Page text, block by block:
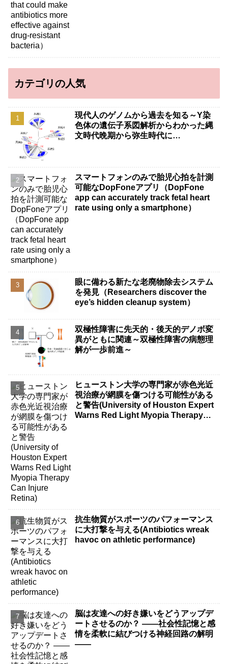
カテゴリの人気
現代人のゲノムから過去を知る～Y染
色体の遺伝子系図解析からわかった縄
文時代晩期から弥生時代に…
スマートフォンのみで胎児心拍を計測
可能なDopFoneアプリ（DopFone
app can accurately track fetal heart
rate using only a smartphone）
眼に備わる新たな老廃物除去システム
を発見（Researchers discover the
eye’s hidden cleanup system）
双極性障害に先天的・後天的デノボ変
異がともに関連～双極性障害の病態理
解が一歩前進～
ヒューストン大学の専門家が赤色光近
視治療が網膜を傷つける可能性がある
と警告(University of Houston Expert
Warns Red Light Myopia Therapy
抗生物質がスポーツのパフォーマンス
に大打撃を与える(Antibiotics wreak
havoc on athletic performance)
脳は友達への好き嫌いをどうアップデ
ートさせるのか？ ――社会性記憶と感
情を柔軟に結びつける神経回路の解明
――